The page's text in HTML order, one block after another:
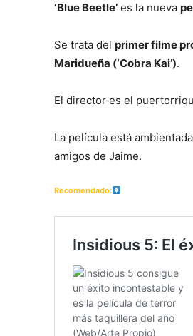
‘Blue Beetle’ es la nueva
Se trata del primer filme
Maridueña (‘Cobra Kai’).
El director es el
La película está
amigos de Jaime.
Recomendado: